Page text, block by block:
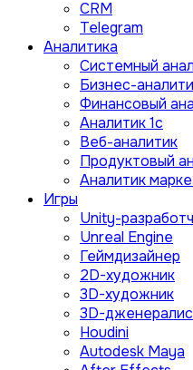
CRM
Telegram
Аналитика
Системный
Бизнес-
Финансовый
Aналитик 1с
Веб-аналитик
Продуктовый
Аналитик
Игры
Unity-
Unreal Engine
Геймдизайнер
2D-художник
3D-художник
3D-
Houdini
Autodesk Maya